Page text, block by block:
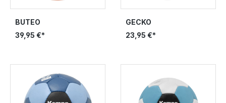
BUTEO
39,95 €*
GECKO
23,95 €*